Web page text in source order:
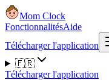
Mom Clock
FonctionnalitésAide
Télécharger l'application
🇫🇷
Télécharger l'application